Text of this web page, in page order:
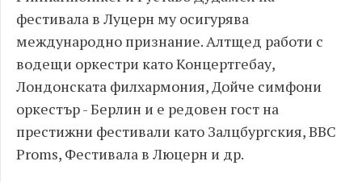
фестивала в Луцерн му осигурява
международно признание. Алтщед работи с
водещи оркестри като Концертгебау,
Лондонската филхармония, Дойче симфони
оркестър - Берлин и е редовен гост на
престижни фестивали като Залцбургския, BBC
Proms, Фестивала в Люцерн и др.